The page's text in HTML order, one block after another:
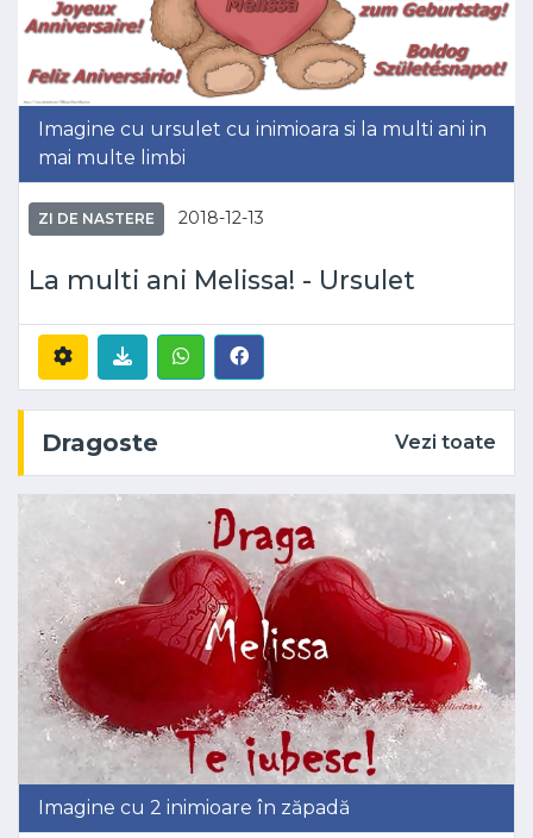
Imagine cu ursulet cu inimioara si la multi ani in
mai multe limbi
ZI DE NASTERE 2018-12-13
La multi ani Melissa! - Ursulet
Dragoste Vezi toate
Imagine cu 2 inimioare în zăpadă